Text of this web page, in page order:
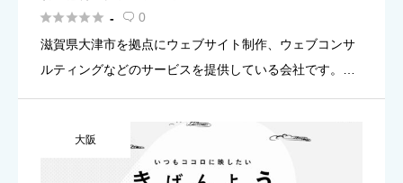
 -  0
滋賀県大津市を拠点にウェブサイト制作、ウェブコンサ
ルティングなどのサービスを提供している会社です。と
れると評判です。株式会社キャンテープでは、集客効果
の高いWEBサイト […]
大阪